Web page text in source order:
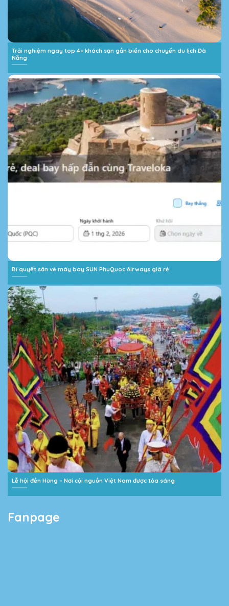
Trải nghiệm ngay top 4+ khách sạn gần biển cho chuyến du lịch Đà
Nẵng
Bí quyết săn vé máy bay SUN PhuQuoc Airways giá rẻ
Lễ hội đền Hùng – Nơi cội nguồn Việt Nam được tỏa sáng
Fanpage